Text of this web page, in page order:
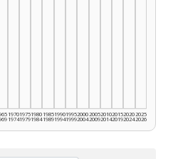
1970
1974
1975
1979
1980
1984
1985
1989
1990
1994
1995
1999
2000
2004
2005
2009
2010
2014
2015
2019
2020
2024
2025
2026